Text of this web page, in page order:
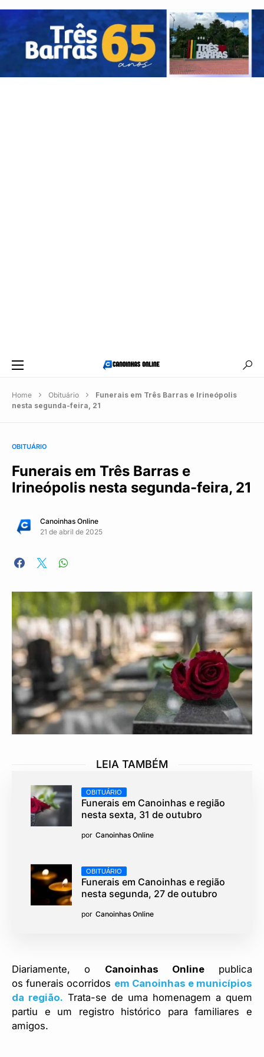
Home Obituário
Funerais em Três Barras e Irineópolis
nesta segunda-feira, 21
OBITUÁRIO
Funerais em Três Barras e
Irineópolis nesta segunda-feira, 21
Canoinhas Online
21 de abril de 2025
LEIA TAMBÉM
OBITUÁRIO
Funerais em Canoinhas e região
nesta sexta, 31 de outubro
por Canoinhas Online
OBITUÁRIO
Funerais em Canoinhas e região
nesta segunda, 27 de outubro
por Canoinhas Online
Diariamente, o Canoinhas Onlinepublica
os funerais ocorridos em Canoinhas e municípios
da região. Trata-se de uma homenagem a quem
partiu e um registro histórico para familiares e
amigos.